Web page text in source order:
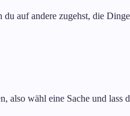
auf andere zugehst, die
also wähl eine Sache und lass